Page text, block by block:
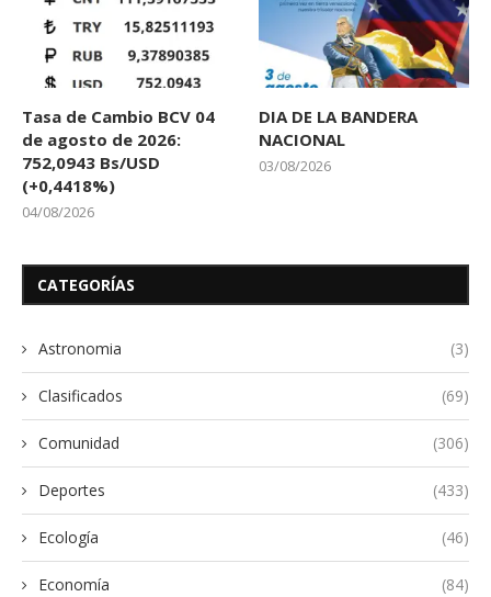
Tasa de Cambio BCV 04
de agosto de 2026:
752,0943 Bs/USD
(+0,4418%)
04/08/2026
DIA DE LA BANDERA
NACIONAL
03/08/2026
CATEGORÍAS
Astronomia (3)
Clasificados (69)
Comunidad (306)
Deportes (433)
Ecología (46)
Economía (84)